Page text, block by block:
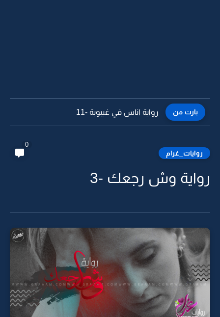
بارت من رواية اناس في غيبوبة -10
روايات_غرام
0
رواية وش رجعك -3